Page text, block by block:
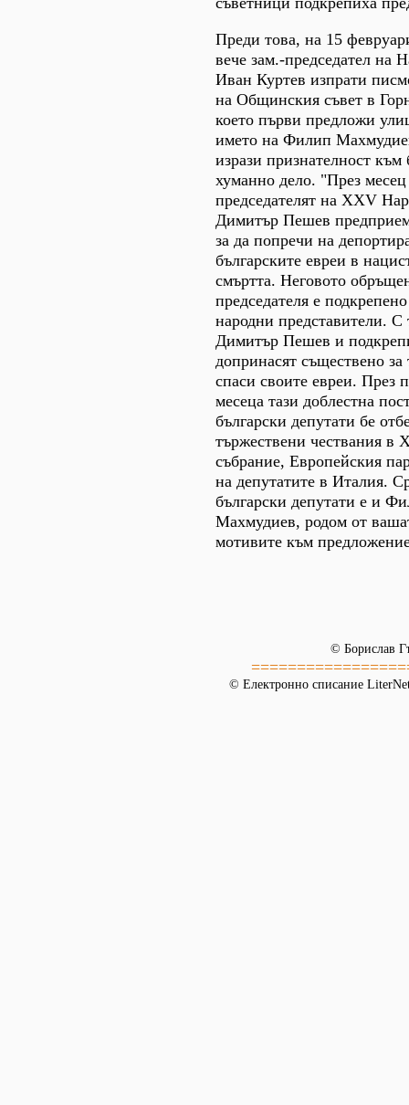
Преди това, на 15
вече зам.-председател на
Иван Куртев изпрати
на Общинския съвет в
което първи предложи
името на Филип
изрази признателност
хуманно дело. "През
председателят на XXV
Димитър Пешев
за да попречи на
българските евреи в
смъртта. Неговото
председателя е
народни представители. С
Димитър Пешев и
допринасят съществено за
спаси своите евреи. През
месеца тази доблестна
български депутати бе
тържествени чествания
събрание, Европейския
на депутатите в Италия.
български депутати е и
Махмудиев, родом от
мотивите към
© Борислав
© Електронно списание